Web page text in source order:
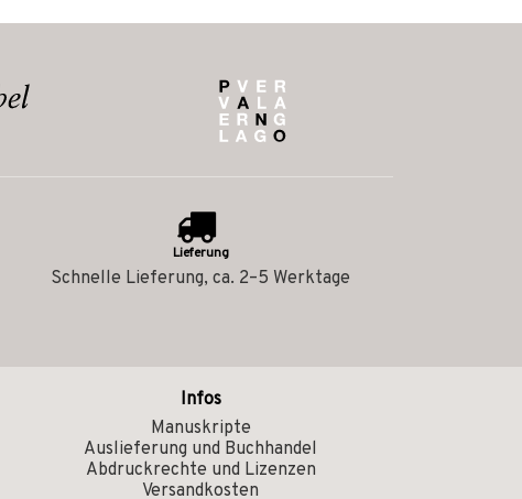
Lieferung
Schnelle Lieferung, ca. 2–5 Werktage
Infos
Manuskripte
Auslieferung und Buchhandel
Abdruckrechte und Lizenzen
Versandkosten